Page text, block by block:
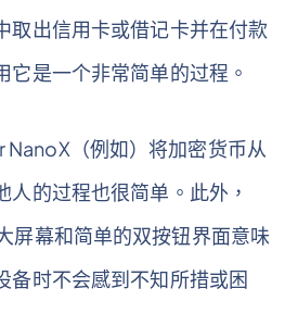
取出信用卡或借记卡并在付款
它是一个非常简单的过程。
（例如）将加密货币从
人的过程也很简单。此外，
屏幕和简单的双按钮界面意味
备时不会感到不知所措或困